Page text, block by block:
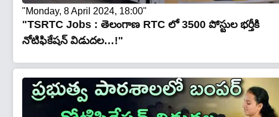
"Monday, 8 April 2024, 18:00"
"TSRTC Jobs : తెలంగాణ RTC లో 3500 పోస్టుల భర్తీకి
నోటిఫికేషన్ విడుదల…!"